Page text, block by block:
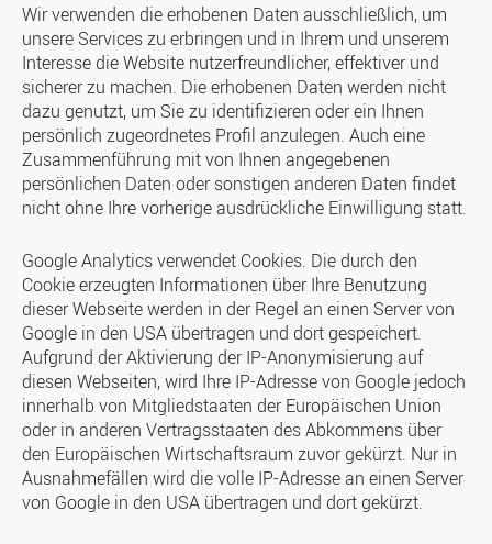
Wir verwenden die erhobenen Daten ausschließlich, um
unsere Services zu erbringen und in Ihrem und unserem
Interesse die Website nutzerfreundlicher, effektiver und
sicherer zu machen. Die erhobenen Daten werden nicht
dazu genutzt, um Sie zu identifizieren oder ein Ihnen
persönlich zugeordnetes Profil anzulegen. Auch eine
Zusammenführung mit von Ihnen angegebenen
persönlichen Daten oder sonstigen anderen Daten findet
nicht ohne Ihre vorherige ausdrückliche Einwilligung statt.
Google Analytics verwendet Cookies. Die durch den
Cookie erzeugten Informationen über Ihre Benutzung
dieser Webseite werden in der Regel an einen Server von
Google in den USA übertragen und dort gespeichert.
Aufgrund der Aktivierung der IP-Anonymisierung auf
diesen Webseiten, wird Ihre IP-Adresse von Google jedoch
innerhalb von Mitgliedstaaten der Europäischen Union
oder in anderen Vertragsstaaten des Abkommens über
den Europäischen Wirtschaftsraum zuvor gekürzt. Nur in
Ausnahmefällen wird die volle IP-Adresse an einen Server
von Google in den USA übertragen und dort gekürzt.